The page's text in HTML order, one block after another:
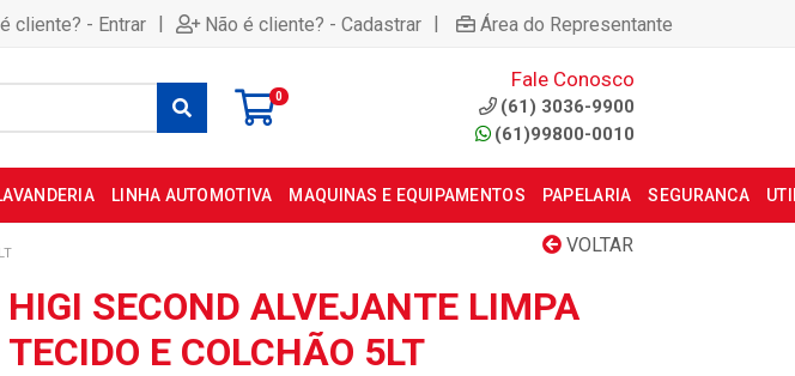
cliente? - Entrar | Não é cliente? - Cadastrar | Área do Representante
0
Fale Conosco
(61) 3036-9900
(61)99800-0010
LINHA AUTOMOTIVA MAQUINAS E EQUIPAMENTOS PAPELARIA SEGURANCA
VOLTAR
HIGI SECOND ALVEJANTE LIMPA
TECIDO E COLCHÃO 5LT